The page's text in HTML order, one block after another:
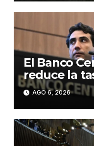
El Banco
reduce la
0,25 puntos,
anual
AGO 6, 2026